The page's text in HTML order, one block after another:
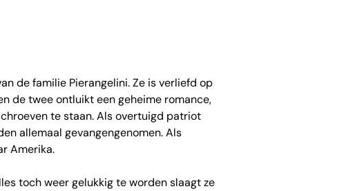
de familie Pierangelini. Ze is verliefd op
de twee ontluikt een geheime romance,
te staan. Als overtuigd patriot
allemaal gevangengenomen. Als
Amerika.
toch weer gelukkig te worden slaagt ze